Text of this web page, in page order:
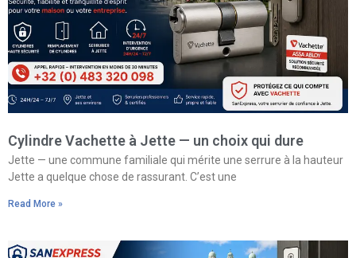
Cylindre Vachette à Jette — un choix qui dure
Jette — une commune familiale qui mérite une serrure à la hauteur
Jette a quelque chose de rassurant. C’est une
Read More »